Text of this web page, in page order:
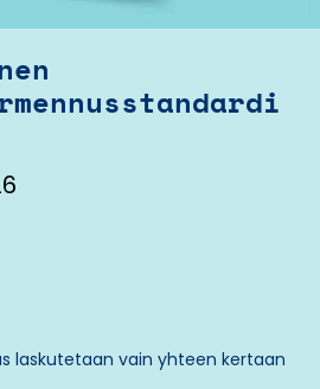
laskutetaan vain yhteen kertaan